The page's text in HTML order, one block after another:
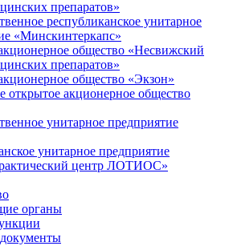
препаратов»
республиканское унитарное
«Минскинтеркапс»
общество «Несвижский
препаратов»
общество «Экзон»
открытое акционерное общество
унитарное предприятие
унитарное предприятие
центр ЛОТИОС»
органы